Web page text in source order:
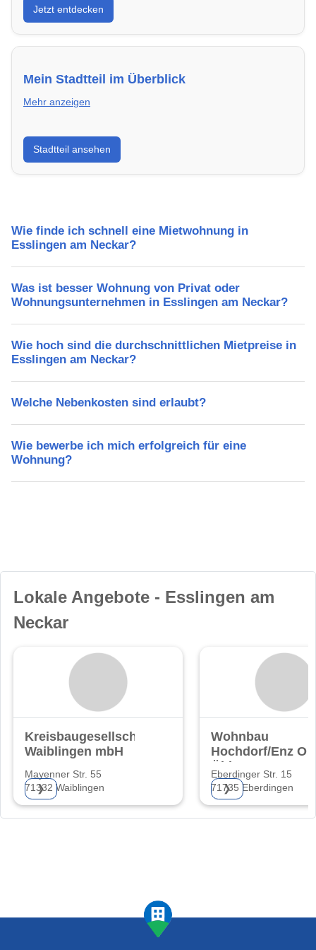
modern, energieeffizient und sofort bezugsfertig.
Jetzt entdecken
Mein Stadtteil im Überblick
Mehr anzeigen
Erfahre mehr über deinen Stadtteil in Esslingen am
Neckar: Lebensqualität, Verkehrsanbindung, Schulen,
Stadtteil ansehen
Wie finde ich schnell eine Mietwohnung in
Esslingen am Neckar?
Was ist besser Wohnung von Privat oder
Wohnungsunternehmen in Esslingen am Neckar?
Wie hoch sind die durchschnittlichen Mietpreise in
Esslingen am Neckar?
Welche Nebenkosten sind erlaubt?
Wie bewerbe ich mich erfolgreich für eine
Wohnung?
Lokale Angebote - Esslingen am
Neckar
Kreisbaugesellschaft
Waiblingen mbH
Mayenner Str. 55
71332 Waiblingen
❯
Wohnbau
Hochdorf/Enz O.
Öhler
Eberdinger Str. 15
71735 Eberdingen
❯